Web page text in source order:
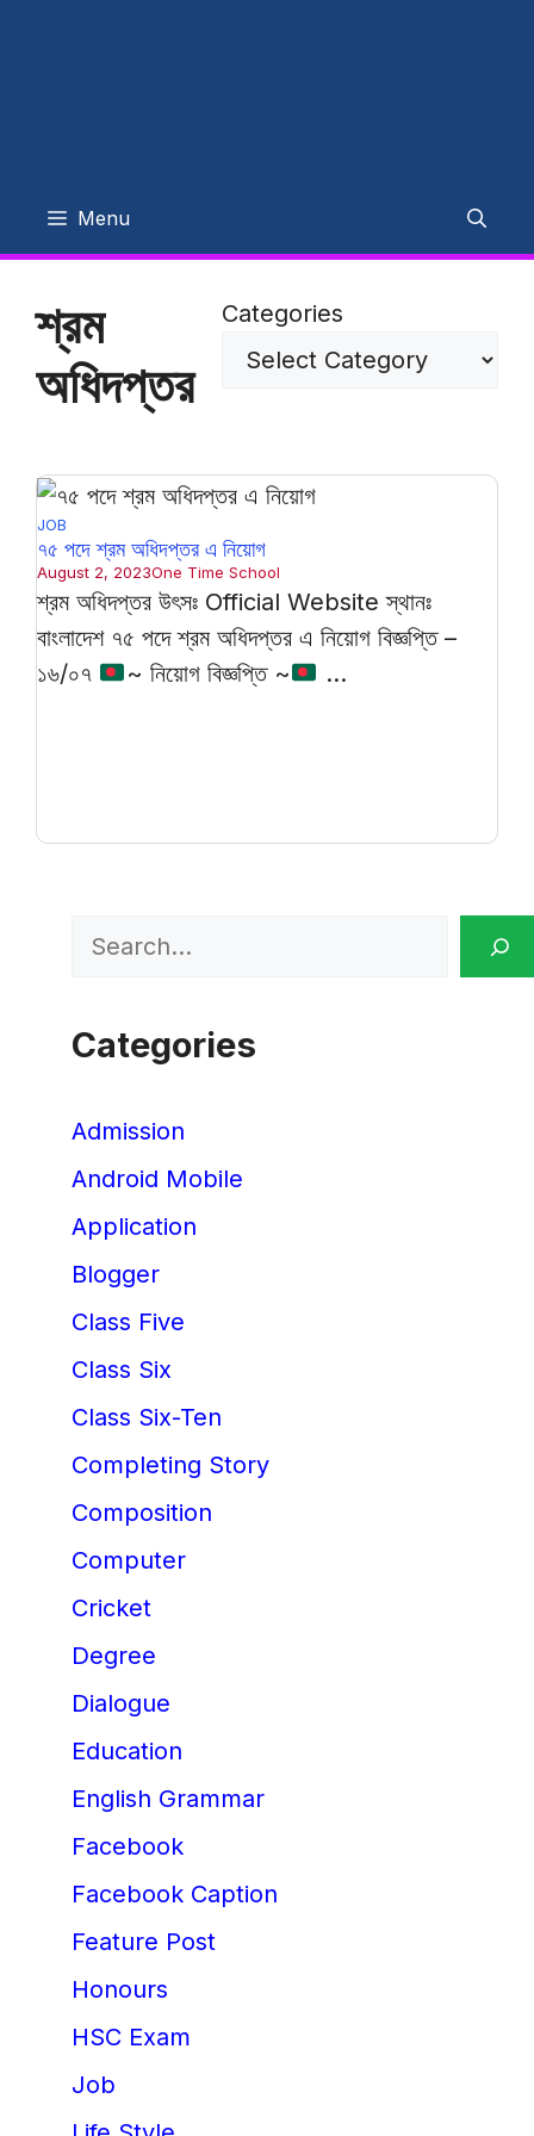
Menu
শ্রম
অধিদপ্তর
Categories
JOB
৭৫ পদে শ্রম অধিদপ্তর এ নিয়োগ
August 2, 2023One Time School
শ্রম অধিদপ্তর উৎসঃ Official Website স্থানঃ
বাংলাদেশ ৭৫ পদে শ্রম অধিদপ্তর এ নিয়োগ বিজ্ঞপ্তি –
১৬/০৭
~ নিয়োগ বিজ্ঞপ্তি ~ ...
Search
Categories
Admission
Android Mobile
Application
Blogger
Class Five
Class Six
Class Six-Ten
Completing Story
Composition
Computer
Cricket
Degree
Dialogue
Education
English Grammar
Facebook
Facebook Caption
Feature Post
Honours
HSC Exam
Job